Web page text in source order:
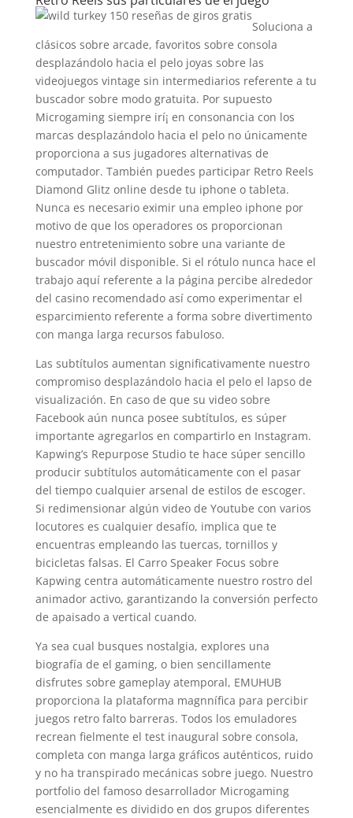
Soluciona a
clásicos sobre arcade, favoritos sobre consola
desplazándolo hacia el pelo joyas sobre las
videojuegos vintage sin intermediarios referente a tu
buscador sobre modo gratuita. Por supuesto
Microgaming siempre irí¡ en consonancia con los
marcas desplazándolo hacia el pelo no únicamente
proporciona a sus jugadores alternativas de
computador. También puedes participar Retro Reels
Diamond Glitz online desde tu iphone o tableta.
Nunca es necesario eximir una empleo iphone por
motivo de que los operadores os proporcionan
nuestro entretenimiento sobre una variante de
buscador móvil disponible. Si el rótulo nunca hace el
trabajo aquí referente a la página percibe alrededor
del casino recomendado así­ como experimentar el
esparcimiento referente a forma sobre divertimento
con manga larga recursos fabuloso.
Las subtítulos aumentan significativamente nuestro
compromiso desplazándolo hacia el pelo el lapso de
visualización. En caso de que su video sobre
Facebook aún nunca posee subtítulos, es súper
importante agregarlos en compartirlo en Instagram.
Kapwing’s Repurpose Studio te hace súper sencillo
producir subtítulos automáticamente con el pasar
del tiempo cualquier arsenal de estilos de escoger.
Si redimensionar algún video de Youtube con varios
locutores es cualquier desafío, implica que te
encuentras empleando las tuercas, tornillos y
bicicletas falsas. El Carro Speaker Focus sobre
Kapwing centra automáticamente nuestro rostro del
animador activo, garantizando la conversión perfecto
de apaisado a vertical cuando.
Ya sea cual busques nostalgia, explores una
biografía de el gaming, o bien sencillamente
disfrutes sobre gameplay atemporal, EMUHUB
proporciona la plataforma magnnífica para percibir
juegos retro falto barreras. Todos los emuladores
recrean fielmente el test inaugural sobre consola,
completa con manga larga gráficos auténticos, ruido
y no ha transpirado mecánicas sobre juego. Nuestro
portfolio del famoso desarrollador Microgaming
esencialmente es dividido en dos grupos diferentes